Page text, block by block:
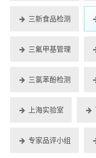
三新食品检测
三氟甲基管理
三氯苯酚检测
上海实验室
专家品评小组